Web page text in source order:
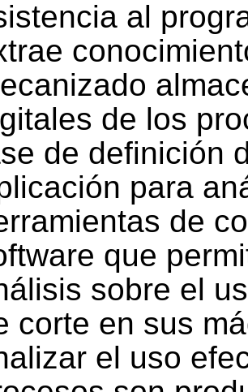
al
de los
de definición
para
de
que
sobre el
corte en sus
el uso